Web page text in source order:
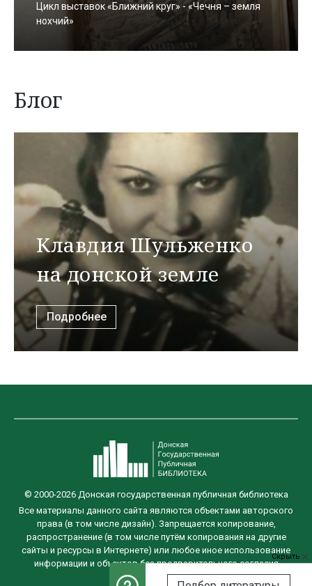
Цикл выставок «Ближний круг» - «Чечня – земля
нохчий»
Блог
Клавдия Шульженко
на донской земле
Подробнее
Скрыть
© 2000-2026 Донская государственная публичная библиотека
Все материалы данного сайта являются объектами авторского
права (в том числе дизайн). Запрещается копирование,
распространение (в том числе путём копирования на другие
сайты и ресурсы в Интернете) или любое иное использование
информации и объектов без предварительного согласия
правообладателя.